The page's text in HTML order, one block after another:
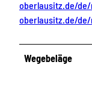
oberlausitz.de/
oberlausitz.de/
Wegebeläge